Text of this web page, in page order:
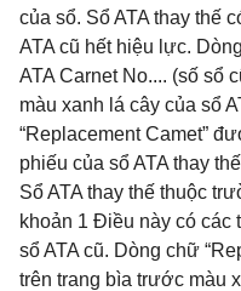
của sổ. Sổ ATA thay thế
ATA cũ hết hiệu lực.
ATA Carnet No.... (số sổ
màu xanh lá cây của sổ
“Replacement Camet”
phiếu của sổ ATA thay
Sổ ATA thay thế thuộc
khoản 1 Điều này có các
sổ ATA cũ. Dòng chữ
trên trang bìa trước màu